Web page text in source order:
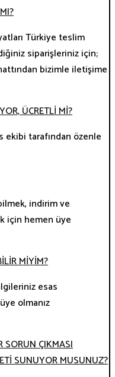
Türkiye teslim
siparişleriniz için;
bizimle iletişime
ÜCRETLİ Mİ?
ekibi tarafından özenle
indirim ve
için hemen üye
MİYİM?
esas
olmanız
SORUN ÇIKMASI
SUNUYOR MUSUNUZ?